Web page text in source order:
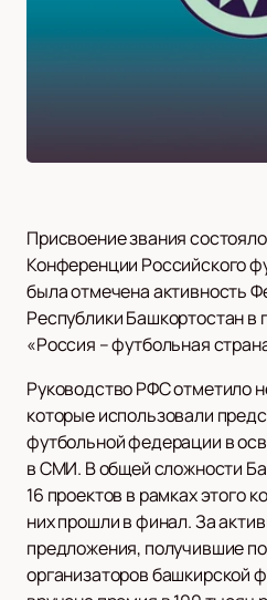
Присвоение звания
Конференции Российского
была отмечена активность
Республики Башкортостан в
«Россия – футбольная
Руководство РФС отметило
которые использовали
футбольной федерации в
в СМИ. В общей сложности
16 проектов в рамках этого
них прошли в финал. За
предложения, получившие
организаторов башкирской